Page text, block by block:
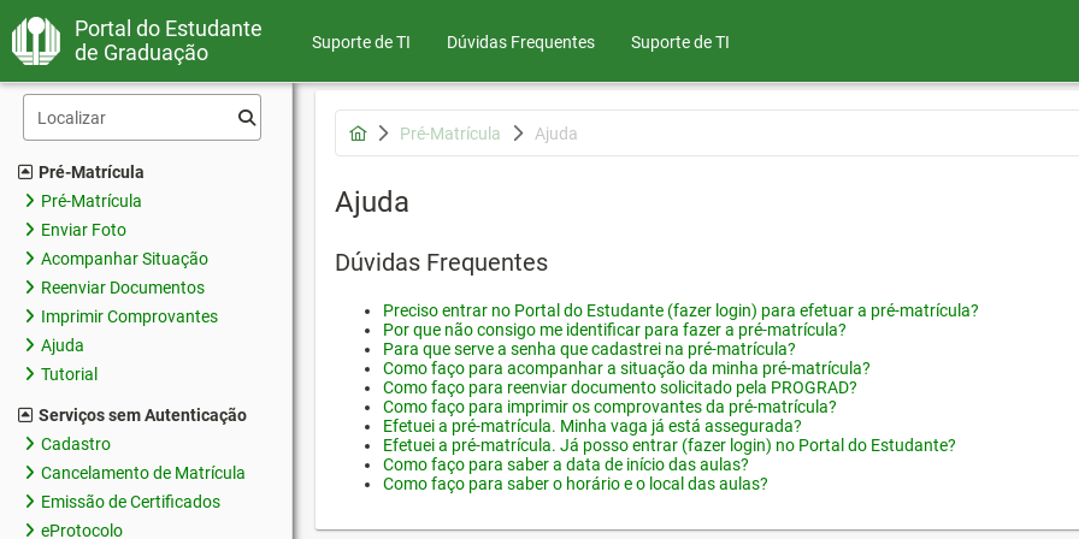
Portal do Estudante
de Graduação
Suporte de TI Dúvidas Frequentes Suporte de TI
Pré-Matrícula
Pré-Matrícula
Enviar Foto
Acompanhar Situação
Reenviar Documentos
Imprimir Comprovantes
Ajuda
Tutorial
Serviços sem Autenticação
Cadastro
Cancelamento de Matrícula
Emissão de Certificados
eProtocolo
Pré-Matrícula Ajuda
Ajuda
Dúvidas Frequentes
Preciso entrar no Portal do Estudante (fazer login) para efetuar a pré-matrícula?
Por que não consigo me identificar para fazer a pré-matrícula?
Para que serve a senha que cadastrei na pré-matrícula?
Como faço para acompanhar a situação da minha pré-matrícula?
Como faço para reenviar documento solicitado pela PROGRAD?
Como faço para imprimir os comprovantes da pré-matrícula?
Efetuei a pré-matrícula. Minha vaga já está assegurada?
Efetuei a pré-matrícula. Já posso entrar (fazer login) no Portal do Estudante?
Como faço para saber a data de início das aulas?
Como faço para saber o horário e o local das aulas?